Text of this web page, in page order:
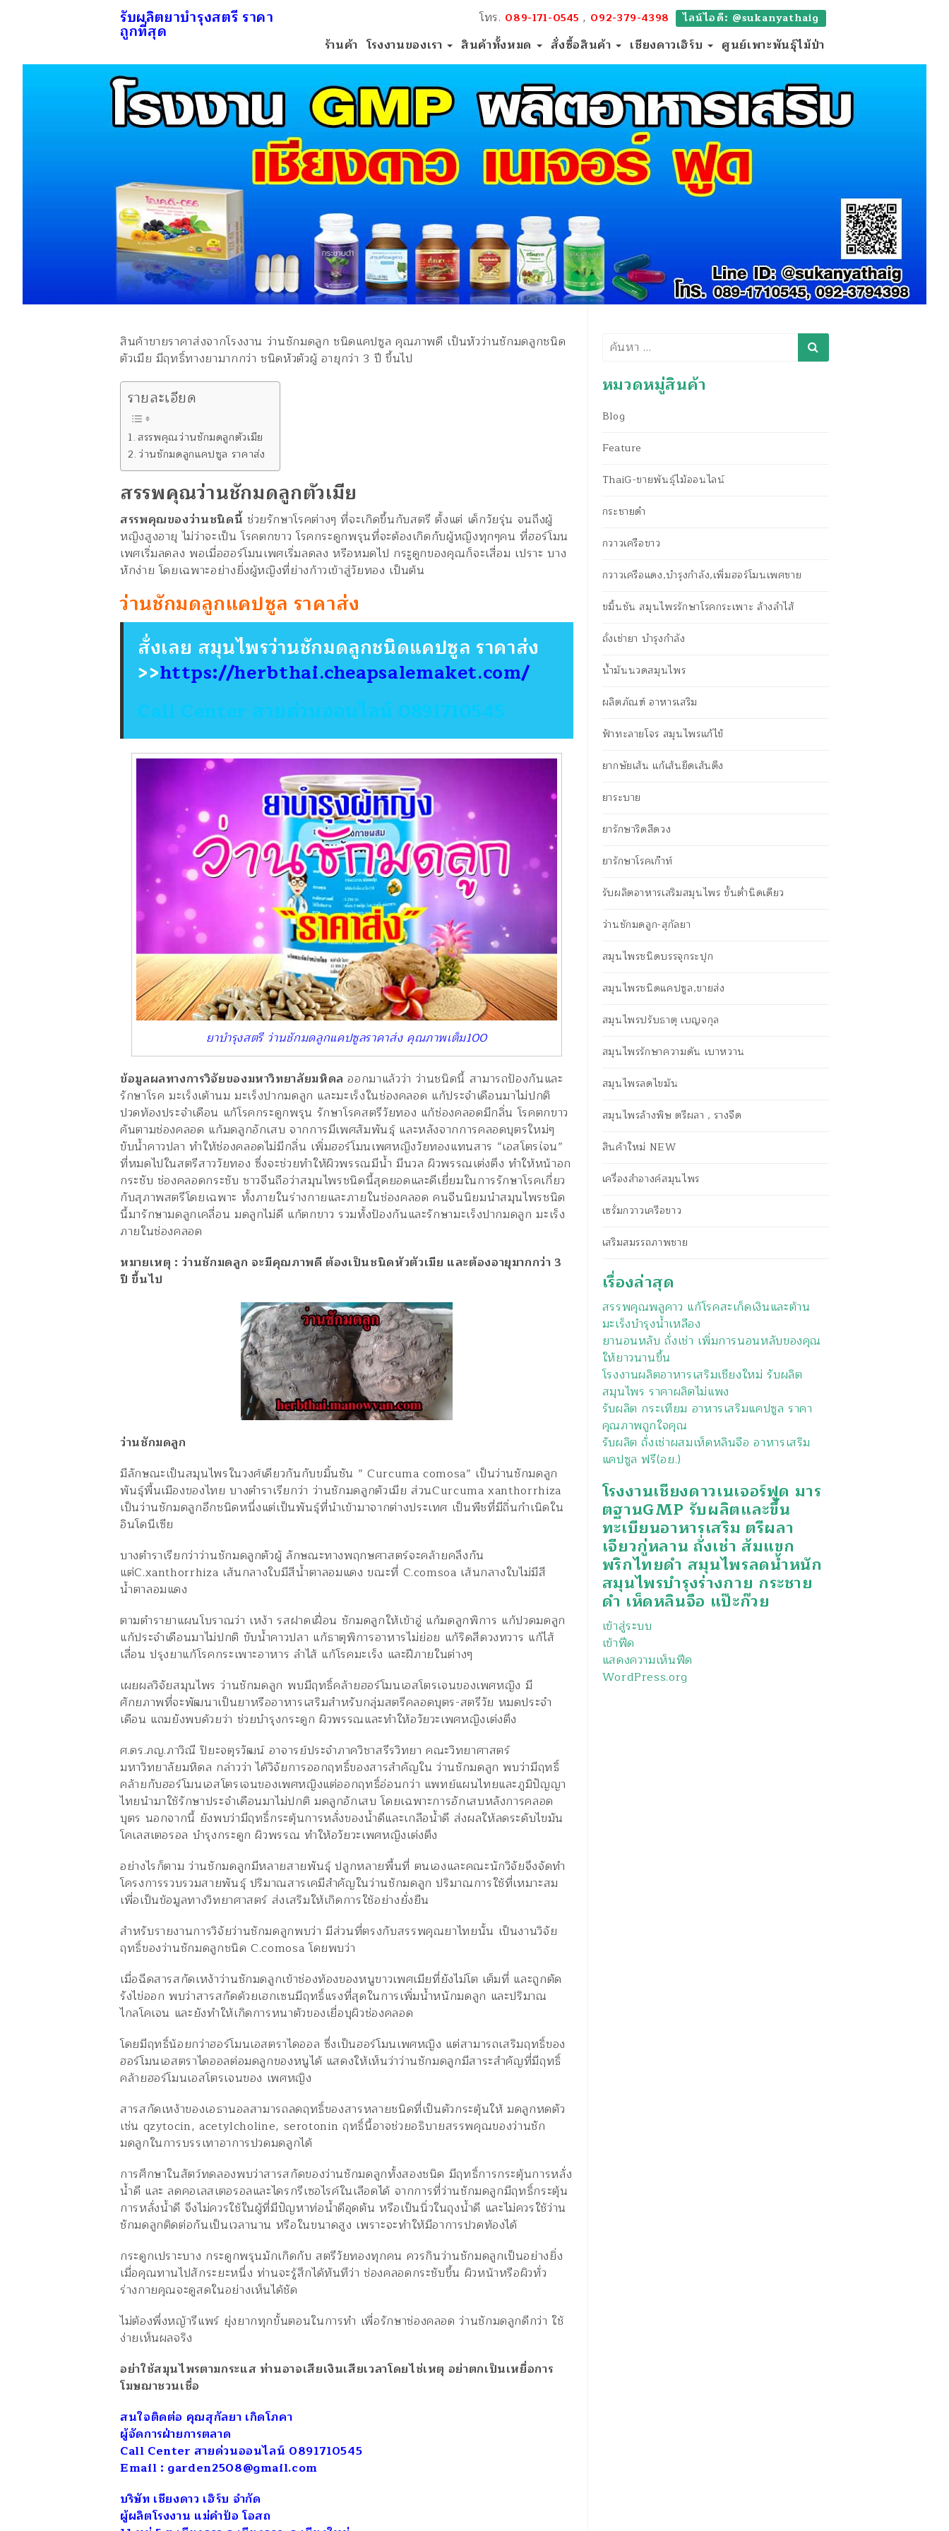
รับผลิตยาบำรุงสตรี ราคา
ถูกที่สุด
โทร. 089-171-0545 , 092-379-4398 ไลน์ไอดี: @sukanyathaig
ร้านค้า โรงงานของเรา สินค้าทั้งหมด สั่งซื้อสินค้า เชียงดาวเฮิร์บ ศูนย์เพาะพันธุ์ไม้ป่า
สินค้าขายราคาส่งจากโรงงาน ว่านชักมดลูก ชนิดแคปซูล คุณภาพดี เป็นหัวว่านชักมดลูกชนิด
ตัวเมีย มีฤทธิ์ทางยามากกว่า ชนิดหัวตัวผู้ อายุกว่า 3 ปี ขึ้นไป
รายละเอียด
สรรพคุณว่านชักมดลูกตัวเมีย
ว่านชักมดลูกแคปซูล ราคาส่ง
สรรพคุณว่านชักมดลูกตัวเมีย
สรรพคุณของว่านชนิดนี้ ช่วยรักษาโรคต่างๆ ที่จะเกิดขึ้นกับสตรี ตั้งแต่ เด็กวัยรุ่น จนถึงผู้
หญิงสูงอายุ ไม่ว่าจะเป็น โรคตกขาว โรคกระดูกพรุนที่จะต้องเกิดกับผู้หญิงทุกๆคน ที่ฮอร์โมน
เพศเริ่มลดลง พอเมื่อฮอร์โมนเพศเริ่มลดลง หรือหมดไป กระูดูกของคุณก็จะเสื่อม เปราะ บาง
หักง่าย โดยเฉพาะอย่างยิ่งผู้หญิงที่ย่างก้าวเข้าสู่วัยทอง เป็นต้น
ว่านชักมดลูกแคปซูล ราคาส่ง
สั่งเลย สมุนไพรว่านชักมดลูกชนิดแคปซูล ราคาส่ง
>>https://herbthai.cheapsalemaket.com/
Call Center สายด่วนออนไลน์ 0891710545
ยาบำรุงสตรี ว่านชักมดลูกแคปซูลราคาส่ง คุณภาพเต็ม100
ข้อมูลผลทางการวิจัยของมหาวิทยาลัยมหิดล ออกมาแล้วว่า ว่านชนิดนี้ สามารถป้องกันและ
รักษาโรค มะเร็งเต้านม มะเร็งปากมดลูก และมะเร็งในช่องคลอด แก้ประจำเดือนมาไม่ปกติ
ปวดท้องประจำเดือน แก้โรคกระดูกพรุน รักษาโรคสตรีวัยทอง แก้ช่องคลอดมีกลิ่น โรคตกขาว
คันตามช่องคลอด แก้มดลูกอักเสบ จากการมีเพศสัมพันธุ์ และหลังจากการคลอดบุตรใหม่ๆ
ขับน้ำคาวปลา ทำให้ช่องคลอดไม่มีกลิ่น เพิ่มฮอร์โมนเพศหญิงวัยทองแทนสาร “เอสโตรเ่จน”
ที่หมดไปในสตรีสาววัยทอง ซึ่งจะช่วยทำให้ผิวพรรณมีน้ำ มีนวล ผิวพรรณเต่งตึง ทำให้หน้าอก
กระชับ ช่องคลอดกระชับ ชาวจีนถือว่าสมุนไพรชนิดนี้สุดยอดและดีเยี่ยมในการรักษาโรคเกี่ยว
กับสุภาพสตรีโดยเฉพาะ ทั้งภายในร่างกายและภายในช่องคลอด คนจีนนิยมนำสมุนไพรชนิด
นี้มารักษามดลูกเคลื่อน มดลูกไม่ดี แก้ตกขาว รวมทั้งป้องกันและรักษามะเร็งปากมดลูก มะเร็ง
ภายในช่องคลอด
หมายเหตุ : ว่านชักมดลูก จะมีคุณภาพดี ต้องเป็นชนิดหัวตัวเมีย และต้องอายุมากกว่า 3
ปี ขึ้นไป
ว่านชักมดลูก
มีลักษณะเป็นสมุนไพรในวงศ์เดียวกันกับขมิ้นชัน ” Curcuma comosa” เป็นว่านชักมดลูก
พันธุ์พื้นเมืองของไทย บางตำราเรียกว่า ว่านชักมดลูกตัวเมีย ส่วนCurcuma xanthorrhiza
เป็นว่านชักมดลูกอีกชนิดหนึ่งแต่เป็นพันธุ์ที่นำเข้ามาจากต่างประเทศ เป็นพืชที่มีถิ่นกำเนิดใน
อินโดนีเซีย
บางตำราเรียกว่าว่านชักมดลูกตัวผู้ ลักษณะทางพฤกษศาสตร์จะคล้ายคลึงกัน
แต่C.xanthorrhiza เส้นกลางใบมีสีน้ำตาลอมแดง ขณะที่ C.comsoa เส้นกลางใบไม่มีสี
น้ำตาลอมแดง
ตามตำรายาแผนโบราณว่า เหง้า รสฝาดเฝื่อน ชักมดลูกให้เข้าอู่ แก้มดลูกพิการ แก้ปวดมดลูก
แก้ประจำเดือนมาไม่ปกติ ขับน้ำคาวปลา แก้ธาตุพิการอาหารไม่ย่อย แก้ริดสีดวงทวาร แก้ไส้
เลื่อน ปรุงยาแก้โรคกระเพาะอาหาร ลำไส้ แก้โรคมะเร็ง และฝีภายในต่างๆ
เผยผลวิจัยสมุนไพร ว่านชักมดลูก พบมีฤทธิ์คล้ายฮอร์โมนเอสโตรเจนของเพศหญิง มี
ศักยภาพที่จะพัฒนาเป็นยาหรืออาหารเสริมสำหรับกลุ่มสตรีคลอดบุตร-สตรีวัย หมดประจำ
เดือน แถมยังพบด้วยว่า ช่วยบำรุงกระดูก ผิวพรรณและทำให้อวัยวะเพศหญิงเต่งตึง
ศ.ดร.ภญ.ภาวิณี ปิยะจตุรวัฒน์ อาจารย์ประจำภาควิชาสรีรวิทยา คณะวิทยาศาสตร์
มหาวิทยาลัยมหิดล กล่าวว่า ได้วิจัยการออกฤทธิ์ของสารสำคัญใน ว่านชักมดลูก พบว่ามีฤทธิ์
คล้ายกับฮอร์โมนเอสโตรเจนของเพศหญิงแต่ออกฤทธิ์อ่อนกว่า แพทย์แผนไทยและภูมิปัญญา
ไทยนำมาใช้รักษาประจำเดือนมาไม่ปกติ มดลูกอักเสบ โดยเฉพาะการอักเสบหลังการคลอด
บุตร นอกจากนี้ ยังพบว่ามีฤทธิ์กระตุ้นการหลั่งของน้ำดีและเกลือน้ำดี ส่งผลให้ลดระดับไขมัน
โคเลสเตอรอล บำรุงกระดูก ผิวพรรณ ทำให้อวัยวะเพศหญิงเต่งตึง
อย่างไรก็ตาม ว่านชักมดลูกมีหลายสายพันธุ์ ปลูกหลายพื้นที่ ตนเองและคณะนักวิจัยจึงจัดทำ
โครงการรวบรวมสายพันธุ์ ปริมาณสารเคมีสำคัญในว่านชักมดลูก ปริมาณการใช้ที่เหมาะสม
เพื่อเป็นข้อมูลทางวิทยาศาสตร์ ส่งเสริมให้เกิดการใช้อย่างยั่งยืน
สำหรับรายงานการวิจัยว่านชักมดลูกพบว่า มีส่วนที่ตรงกับสรรพคุณยาไทยนั้น เป็นงานวิจัย
ฤทธิ์ของว่านชักมดลูกชนิด C.comosa โดยพบว่า
เมื่อฉีดสารสกัดเหง้าว่านชักมดลูกเข้าช่องท้องของหนูขาวเพศเมียที่ยังไม่โต เต็มที่ และถูกตัด
รังไข่ออก พบว่าสารสกัดด้วยเฮกเซนมีฤทธิ์แรงที่สุดในการเพิ่มน้ำหนักมดลูก และปริมาณ
ไกลโคเจน และยังทำให้เกิดการหนาตัวของเยื่อบุผิวช่องคลอด
โดยมีฤทธิ์น้อยกว่าฮอร์โมนเอสตราไดออล ซึ่งเป็นฮอร์โมนเพศหญิง แต่สามารถเสริมฤทธิ์ของ
ฮอร์โมนเอสตราไดออลต่อมดลูกของหนูได้ แสดงให้เห็นว่าว่านชักมดลูกมีสาระสำคัญที่มีฤทธิ์
คล้ายฮอร์โมนเอสโตรเจนของ เพศหญิง
สารสกัดเหง้าของเอธานอลสามารถลดฤทธิ์ของสารหลายชนิดที่เป็นตัวกระตุ้นให้ มดลูกหดตัว
เช่น qzytocin, acetylcholine, serotonin ฤทธิ์นี้อาจช่วยอธิบายสรรพคุณของว่านชัก
มดลูกในการบรรเทาอาการปวดมดลูกได้
การศึกษาในสัตว์ทดลองพบว่าสารสกัดของว่านชักมดลูกทั้งสองชนิด มีฤทธิ์การกระตุ้นการหลั่ง
น้ำดี และ ลดคอเลสเตอรอลและไดรกรีเซอไรค์ในเลือดได้ จากการที่ว่านชักมดลูกมีฤทธิ์กระตุ้น
การหลั่งน้ำดี จึงไม่ควรใช้ในผู้ที่มีปัญหาท่อน้ำดีอุดตัน หรือเป็นนิ่วในถุงน้ำดี และไม่ควรใช้ว่าน
ชักมดลูกติดต่อกันเป็นเวลานาน หรือในขนาดสูง เพราะจะทำให้มีอาการปวดท้องได้
กระดูกเปราะบาง กระดูกพรุนมักเกิดกับ สตรีวัยทองทุกคน ควรกินว่านชักมดลูกเป็นอย่างยิ่ง
เมื่อคุณทานไปสักระยะหนึ่ง ท่านจะรู้สึกได้ทันทีว่า ช่องคลอดกระชับขึ้น ผิวหน้าหรือผิวทั่ว
ร่างกายคุณจะดูสดในอย่างเห็นได้ชัด
ไม่ต้องพึ่งหญ้ารีแพร์ ยุ่งยากทุกขั้นตอนในการทำ เพื่อรักษาช่องคลอด ว่านชักมดลูกดีกว่า ใช้
ง่ายเห็นผลจริง
อย่าใช้สมุนไพรตามกระแส ท่านอาจเสียเงินเสียเวลาโดยไช่เหตุ อย่าตกเป็นเหยื่อการ
โฆษณาชวนเชื่อ
สนใจติดต่อ คุณสุกัลยา เกิดโภคา
ผู้จัดการฝ่ายการตลาด
Call Center สายด่วนออนไลน์ 0891710545
Email : garden2508@gmail.com
บริษัท เชียงดาว เฮิร์บ จำกัด
ผู้ผลิตโรงงาน แม่คำป้อ โอสถ
ค้นหา
หมวดหมู่สินค้า
Blog
Feature
ThaiG-ขายพันธุ์ไม้ออนไลน์
กระชายดำ
กวาวเครือขาว
กวาวเครือแดง,บำรุงกำลัง,เพิ่มฮอร์โมนเพศชาย
ขมิ้นชัน สมุนไพรรักษาโรคกระเพาะ ล้างลำไส้
ถั่งเช่ายา บำรุงกำลัง
น้ำมันนวดสมุนไพร
ผลิตภัณฑ์ อาหารเสริม
ฟ้าทะลายโจร สมุนไพรแก้ไข้
ยากษัยเส้น แก้เส้นยึดเส้นตึง
ยาระบาย
ยารักษาริดสีดวง
ยารักษาโรคเก๊าท์
รับผลิตอาหารเสริมสมุนไพร ขั้นต่ำนิดเดียว
ว่านชักมดลูก-สุกัลยา
สมุนไพรชนิดบรรจุกระปุก
สมุนไพรชนิดแคปซูล,ขายส่ง
สมุนไพรปรับธาตุ เบญจกุล
สมุนไพรรักษาความดัน เบาหวาน
สมุนไพรลดไขมัน
สมุนไพรล้างพิษ ตรีผลา , รางจืด
สินค้าใหม่ NEW
เครื่องสำอางค์สมุนไพร
เซรั่มกวาวเครือขาว
เสริมสมรรถภาพชาย
เรื่องล่าสุด
สรรพคุณพลูคาว แก้โรคสะเก็ดเงินและต้าน
มะเร็งบำรุงน้ำเหลือง
ยานอนหลับ ถั่งเช่า เพิ่มการนอนหลับของคุณ
ให้ยาวนานขึ้น
โรงงานผลิตอาหารเสริมเชียงใหม่ รับผลิต
สมุนไพร ราคาผลิตไม่แพง
รับผลิต กระเทียม อาหารเสริมแคปซูล ราคา
คุณภาพถูกใจคุณ
รับผลิต ถั่งเช่าผสมเห็ดหลินจือ อาหารเสริม
แคปซูล ฟรี(อย.)
โรงงานเชียงดาวเนเจอร์ฟูด มาร
ตฐานGMP รับผลิตและขึ้น
ทะเบียนอาหารเสริม ตรีผลา
เจียวกู่หลาน ถั่งเช่า ส้มแขก
พริกไทยดำ สมุนไพรลดน้ำหนัก
สมุนไพรบำรุงร่างกาย กระชาย
ดำ เห็ดหลินจือ แป๊ะก๊วย
เข้าสู่ระบบ
เข้าฟีด
แสดงความเห็นฟีด
WordPress.org